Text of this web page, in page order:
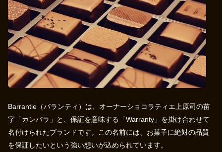
Barrantie（バランティ）は、オーナーショコラティエ上原司の苗
字「カンバラ」と、保証を意味する「Warranty」を掛け合わせて
名付けられたブランドです。この名前には、お菓子に絶対の品質
を保証したいという強い想いが込められています。